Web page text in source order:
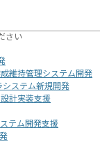
さい
維持管理システム開発
システム新規開発
計実装支援
テム開発支援